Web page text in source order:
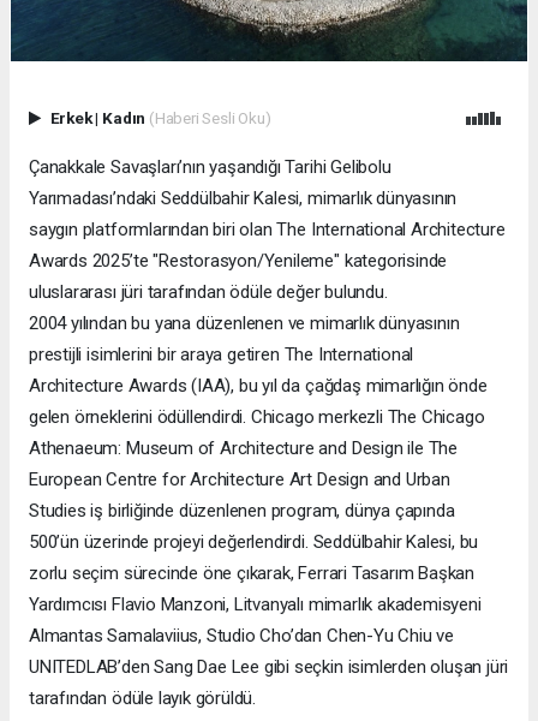
Erkek| Kadın (Haberi Sesli Oku)
Çanakkale Savaşları’nın yaşandığı Tarihi Gelibolu
Yarımadası’ndaki Seddülbahir Kalesi, mimarlık dünyasının
saygın platformlarından biri olan The International Architecture
Awards 2025’te "Restorasyon/Yenileme" kategorisinde
uluslararası jüri tarafından ödüle değer bulundu.
2004 yılından bu yana düzenlenen ve mimarlık dünyasının
prestijli isimlerini bir araya getiren The International
Architecture Awards (IAA), bu yıl da çağdaş mimarlığın önde
gelen örneklerini ödüllendirdi. Chicago merkezli The Chicago
Athenaeum: Museum of Architecture and Design ile The
European Centre for Architecture Art Design and Urban
Studies iş birliğinde düzenlenen program, dünya çapında
500’ün üzerinde projeyi değerlendirdi. Seddülbahir Kalesi, bu
zorlu seçim sürecinde öne çıkarak, Ferrari Tasarım Başkan
Yardımcısı Flavio Manzoni, Litvanyalı mimarlık akademisyeni
Almantas Samalaviius, Studio Cho’dan Chen-Yu Chiu ve
UNITEDLAB’den Sang Dae Lee gibi seçkin isimlerden oluşan jüri
tarafından ödüle layık görüldü.